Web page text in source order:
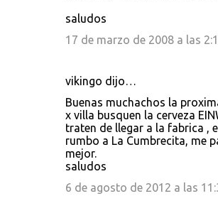
saludos
17 de marzo de 2008 a las
vikingo dijo…
Buenas muchachos la
x villa busquen la cerveza
traten de llegar a la fabrica ,
rumbo a La Cumbrecita, me
mejor.
saludos
6 de agosto de 2012 a las